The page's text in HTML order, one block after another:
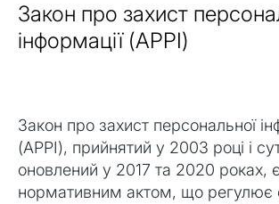
Закон про захист
інформації (APPI)
Закон про захист персональної
(APPI), прийнятий у 2003 році і
оновлений у 2017 та 2020 роках,
нормативним актом, що регулює